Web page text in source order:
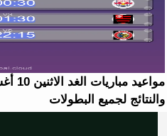
والنتائج لجميع البطولات